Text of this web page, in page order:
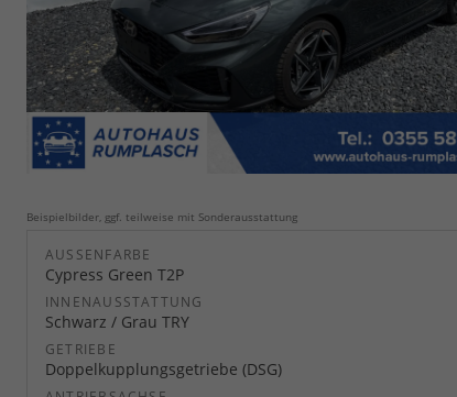
Beispielbilder, ggf. teilweise mit Sonderausstattung
AUSSENFARBE
Cypress Green T2P
INNENAUSSTATTUNG
Schwarz / Grau TRY
GETRIEBE
Doppelkupplungsgetriebe (DSG)